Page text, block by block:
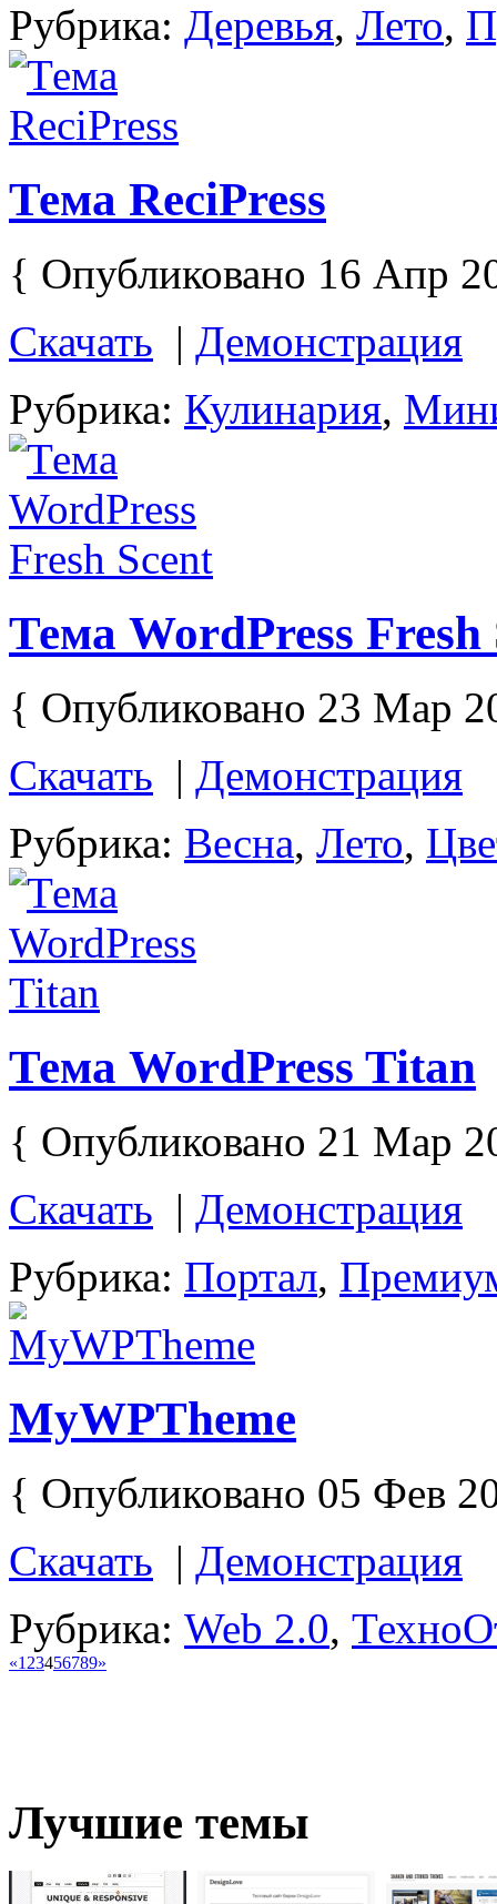
Рубрика: Деревья, Лето,
Тема ReciPress
{ Опубликовано 16 Апр
Скачать | Демонстрация
Рубрика: Кулинария,
Тема WordPress Fresh
{ Опубликовано 23 Мар
Скачать | Демонстрация
Рубрика: Весна, Лето,
Тема WordPress Titan
{ Опубликовано 21 Мар
Скачать | Демонстрация
Рубрика: Портал,
MyWPTheme
{ Опубликовано 05 Фев
Скачать | Демонстрация
Рубрика: Web 2.0, Техно
«1 23456789»
Лучшие темы